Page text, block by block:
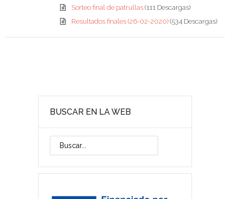
Sorteo final de patrullas (111 Descargas)
Resultados finales (26-02-2020) (534 Descargas)
BUSCAR EN LA WEB